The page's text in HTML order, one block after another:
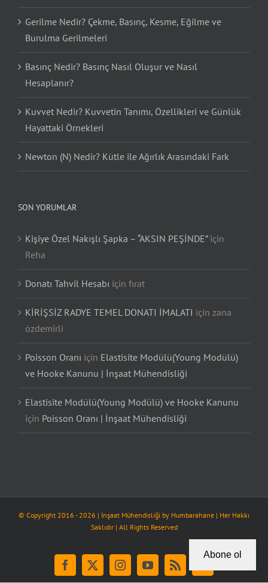
Gerilme Nedir? Çekme, Basınç, Kesme, Eğilme ve
Burulma Gerilmeleri
Basınç Nedir? Basınç Nasıl Oluşur ve Nasıl
Hesaplanır?
Kuvvet Nedir? Kuvvetin Tanımı, Özellikleri ve Günlük
Hayattaki Örnekleri
Newton (N) Nedir? Kütle ile Ağırlık Arasındaki Fark
SON YORUMLAR
Kişiye Özel Nakışlı Şapka – “AKSIN PEŞİNDE”için
Reha
Donatı Tahvil Hesabı için fırat
KİRİŞSİZ RADYE TEMEL DONATI İMALATI için zana
özdemirli
Poisson Oranı için Elastisite Modülü(Young Modülü)
ve Hooke Kanunu | İnşaat Mühendisliği
Elastisite Modülü(Young Modülü) ve Hooke Kanunu
için Poisson Oranı | İnşaat Mühendisliği
© Copyright 2016 -2026 | İnşaat Mühendisliği by Humbarahane | Her Hakkı
Saklıdır | All Rights Reserved
Facebook
X InstagramYouTubeRss Tiktok
Abone ol